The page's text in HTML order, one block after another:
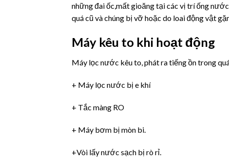
những đai ốc,mất gioăng tại các vị trí ống
quá cũ và chúng bị vỡ hoặc do loai động vật
Máy kêu to khi hoạt động
Máy lọc nước kêu to, phát ra tiếng ồn trong
+ Máy lọc nước bị e khí
+ Tắc màng RO
+ Máy bơm bị mòn bi.
+Vòi lấy nước sạch bị rò rỉ.